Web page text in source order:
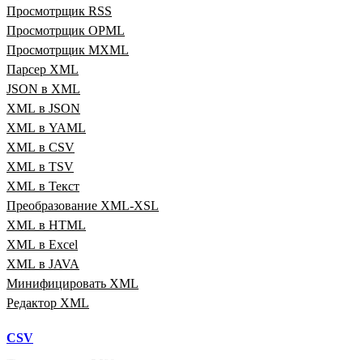
Просмотрщик RSS
Просмотрщик OPML
Просмотрщик MXML
Парсер XML
JSON в XML
XML в JSON
XML в YAML
XML в CSV
XML в TSV
XML в Текст
Преобразование XML‑XSL
XML в HTML
XML в Excel
XML в JAVA
Минифицировать XML
Редактор XML
CSV